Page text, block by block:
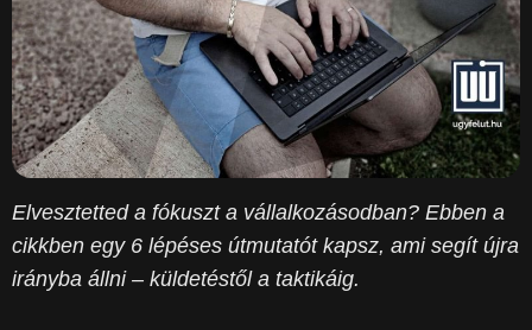
Elvesztetted a fókuszt a vállalkozásodban? Ebben a
cikkben egy 6 lépéses útmutatót kapsz, ami segít újra
irányba állni – küldetéstől a taktikáig.